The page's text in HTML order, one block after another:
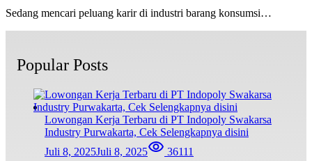
Sedang mencari peluang karir di industri barang konsumsi…
Popular Posts
Lowongan Kerja Terbaru di PT Indopoly Swakarsa
Industry Purwakarta, Cek Selengkapnya disini
Juli 8, 2025Juli 8, 2025 36111